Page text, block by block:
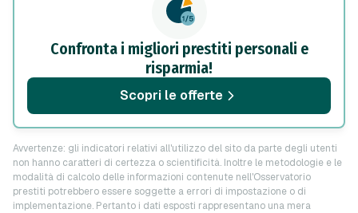
Confronta i migliori prestiti personali e
risparmia!
Scopri le offerte
Avvertenze: gli indicatori relativi all'utilizzo del sito da parte degli utenti
non hanno caratteri di certezza o scientificità. Inoltre le metodologie e le
modalità di calcolo delle informazioni contenute nell'Osservatorio
prestiti potrebbero essere soggette a errori di impostazione o di
implementazione. Pertanto i dati esposti rappresentano una mera